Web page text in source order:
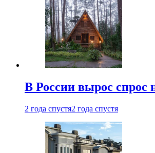
В России вырос спрос
2 года спустя2 года спустя